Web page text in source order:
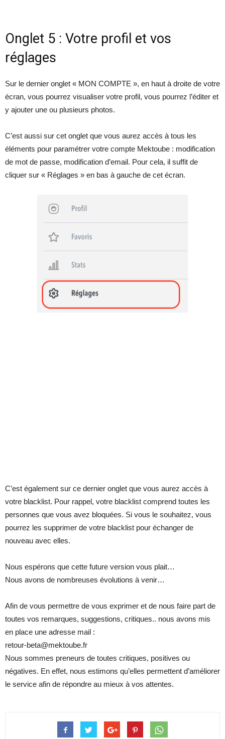
Onglet 5 : Votre profil et vos
réglages
Sur le dernier onglet « MON COMPTE », en haut à droite de votre
écran, vous pourrez visualiser votre profil, vous pourrez l’éditer et
y ajouter une ou plusieurs photos.
C’est aussi sur cet onglet que vous aurez accès à tous les
éléments pour paramétrer votre compte Mektoube : modification
de mot de passe, modification d’email. Pour cela, il suffit de
cliquer sur « Réglages » en bas à gauche de cet écran.
C’est également sur ce dernier onglet que vous aurez accès à
votre blacklist. Pour rappel, votre blacklist comprend toutes les
personnes que vous avez bloquées. Si vous le souhaitez, vous
pourrez les supprimer de votre blacklist pour échanger de
nouveau avec elles.
Nous espérons que cette future version vous plait…
Nous avons de nombreuses évolutions à venir…
Afin de vous permettre de vous exprimer et de nous faire part de
toutes vos remarques, suggestions, critiques.. nous avons mis
en place une adresse mail :
retour-beta@mektoube.fr
Nous sommes preneurs de toutes critiques, positives ou
négatives. En effet, nous estimons qu’elles permettent d’améliorer
le service afin de répondre au mieux à vos attentes.